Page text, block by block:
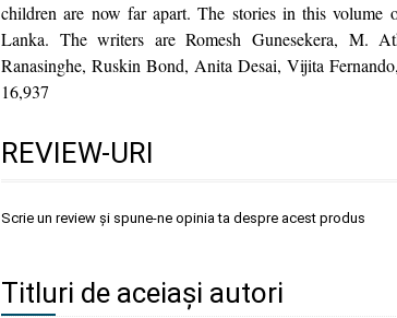
children are now far apart. The stories in this
Lanka. The writers are Romesh Gunesekera, M.
Ranasinghe, Ruskin Bond, Anita Desai, Vijita
16,937
REVIEW-URI
Scrie un review și spune-ne opinia ta despre acest produs
Titluri de aceiași autori